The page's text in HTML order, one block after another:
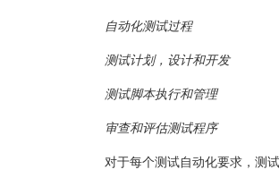
自动化测试过程
测试计划，设计和开发
测试脚本执行和管理
审查和评估测试程序
对于每个测试自动化要求，测